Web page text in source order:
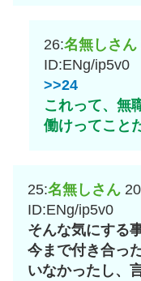
26:名無しさん
ID:ENg/ip5v0
>>24
これって、無
働けってこと
25:名無しさん
ID:ENg/ip5v0
そんな気にする
今まで付き合っ
いなかったし、